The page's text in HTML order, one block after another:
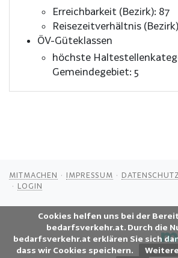
Cookies helfen uns bei der
bedarfsverkehr.at. Durch die
bedarfsverkehr.at erklären Sie sich
dass wir Cookies speichern.
Erreichbarkeit (Bezirk): 87
Reisezeitverhältnis
ÖV-Güteklassen
höchste
Gemeindegebiet: 5
MITMACHEN IMPRESSUM
LOGIN